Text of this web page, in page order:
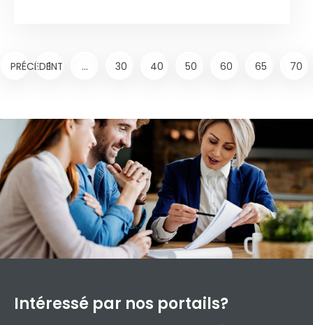
PRÉCÉDENT
1 ... 30 40 50 60 65 70
Intéressé par nos portails?